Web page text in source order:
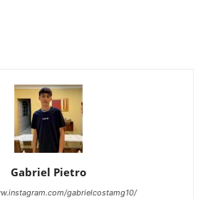
Gabriel Pietro
gabrielcostamg10/